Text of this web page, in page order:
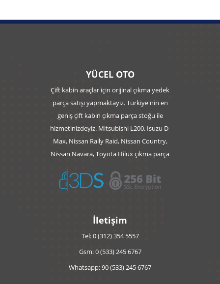
YÜCEL OTO
Çift kabin araçlar için orijinal çıkma yedek
parça satışı yapmaktayız. Türkiye'nin en
geniş çift kabin çıkma parça stoğu ile
hizmetinizdeyiz. Mitsubishi L200, Isuzu D-
Max, Nissan Rally Raid, Nissan Country,
Nissan Navara, Toyota Hilux çıkma parça
İletişim
Tel: 0 (312) 354 5557
Gsm: 0 (533) 245 6767
Whatsapp: 90 (533) 245 6767